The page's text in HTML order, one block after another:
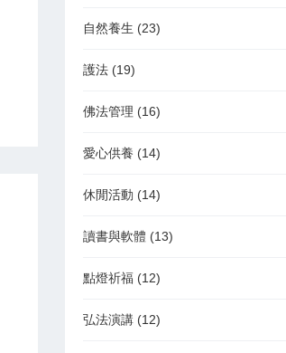
自然養生 (23)
護法 (19)
佛法管理 (16)
愛心供養 (14)
休閒活動 (14)
讀書與軟體 (13)
點燈祈福 (12)
弘法演講 (12)